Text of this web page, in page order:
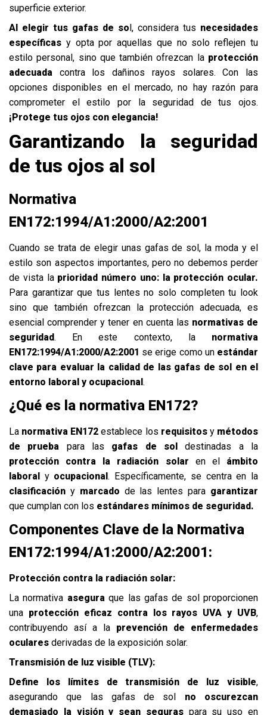
superficie exterior.
Al elegir tus gafas de sol, considera tus necesidades
específicas y opta por aquellas que no solo reflejen tu
estilo personal, sino que también ofrezcan laprotección
adecuada contra los dañinos rayos solares. Con las
opciones disponibles en el mercado, no hay razón para
comprometer el estilo por la seguridad de tus ojos.
¡Protege tus ojos con elegancia!
Garantizando la seguridad
de tus ojos al sol
Normativa
EN172:1994/A1:2000/A2:2001
Cuando se trata de elegir unas gafas de sol, la moda y el
estilo son aspectos importantes, pero no debemos perder
de vista la prioridad número uno: la protección ocular.
Para garantizar que tus lentes no solo completen tu look
sino que también ofrezcan la protección adecuada, es
esencial comprender y tener en cuenta las normativas de
seguridad. En este contexto, la normativa
EN172:1994/A1:2000/A2:2001 se erige como un estándar
clave para evaluar la calidad de las gafas de sol en el
entorno laboral y ocupacional.
¿Qué es la normativa EN172?
La normativa EN172 establece los requisitos y métodos
de prueba para las gafas de soldestinadas a la
protección
contra la radiación solar en el ámbito
laboral y ocupacional. Específicamente, se centra en la
clasificación y marcado de las lentes para garantizar
que cumplan con los estándares mínimos de seguridad.
Componentes Clave de la Normativa
EN172:1994/A1:2000/A2:2001:
Protección contra la radiación solar:
La normativa aseguraque las gafas de sol proporcionen
una protección eficaz contra los rayos UVA y UVB,
contribuyendo así a la prevención de enfermedades
oculares derivadas de la exposición solar.
Transmisión de luz visible (TLV):
Define los límites de transmisión de luz visible,
asegurando que las gafas de sol no oscurezcan
demasiado la visión y sean seguraspara su uso en